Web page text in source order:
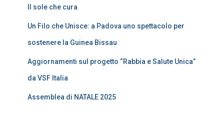
Il sole che cura
Un Filo che Unisce: a Padova uno spettacolo per
sostenere la Guinea Bissau
Aggiornamenti sul progetto “Rabbia e Salute Unica”
da VSF Italia
Assemblea di NATALE 2025